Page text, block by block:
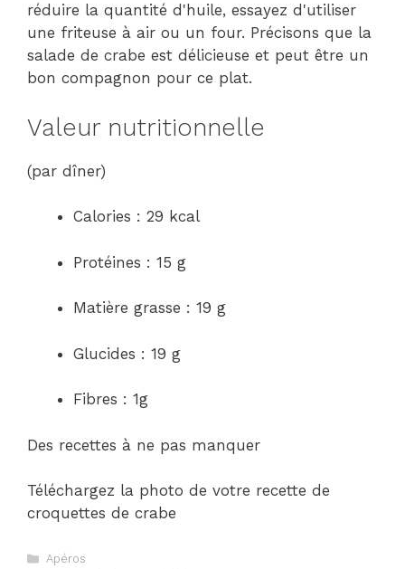
réduire la quantité d'huile, essayez d'utiliser
une friteuse à air ou un four. Précisons que la
salade de crabe est délicieuse et peut être un
bon compagnon pour ce plat.
Valeur nutritionnelle
(par dîner)
Calories : 29 kcal
Protéines : 15 g
Matière grasse : 19 g
Glucides : 19 g
Fibres : 1g
Des recettes à ne pas manquer
Téléchargez la photo de votre recette de
croquettes de crabe
Catégories
Apéros